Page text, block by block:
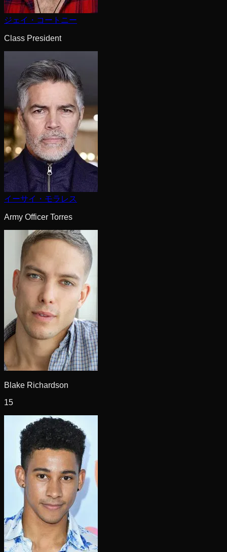
ジェイ・コートニー
Class President
イーサイ・モラレス
Army Officer Torres
Blake Richardson
15